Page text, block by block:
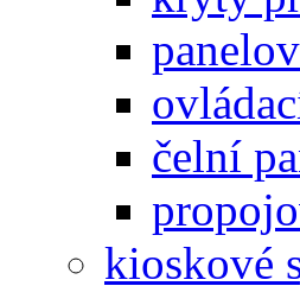
čelní
kioskové